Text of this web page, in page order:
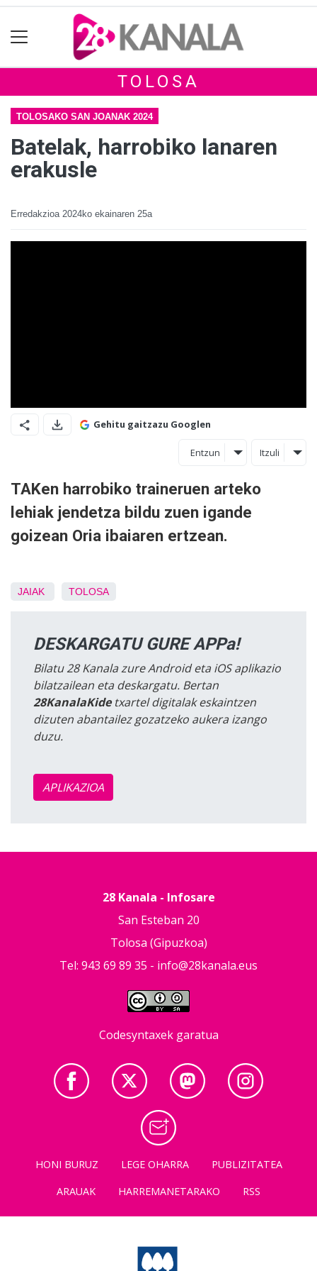
TOLOSA
TOLOSAKO SAN JOANAK 2024
Batelak, harrobiko lanaren
erakusle
Erredakzioa 2024ko ekainaren 25a
Gehitu gaitzazu Googlen
Entzun Itzuli
TAKen harrobiko traineruen arteko
lehiak jendetza bildu zuen igande
goizean Oria ibaiaren ertzean.
JAIAK TOLOSA
DESKARGATU GURE APPa!
Bilatu 28 Kanala zure Android eta iOS aplikazio
bilatzailean eta deskargatu. Bertan
28KanalaKidetxartel digitalak eskaintzen
dizuten abantailez gozatzeko aukera izango
duzu.
APLIKAZIOA
28 Kanala - Infosare
San Esteban 20
Tolosa (Gipuzkoa)
Tel: 943 69 89 35 - info@28kanala.eus
Codesyntaxek garatua
HONI BURUZ LEGE OHARRA
PUBLIZITATEA
ARAUAK
HARREMANETARAKO RSS